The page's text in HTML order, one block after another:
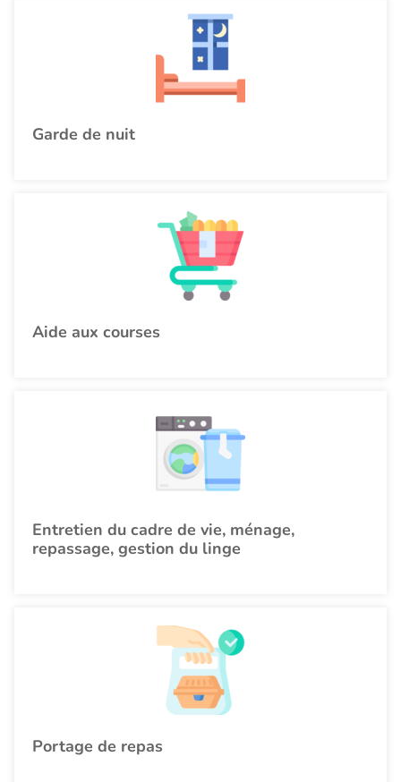
Garde de nuit
Aide aux courses
Entretien du cadre de vie, ménage,
repassage, gestion du linge
Portage de repas